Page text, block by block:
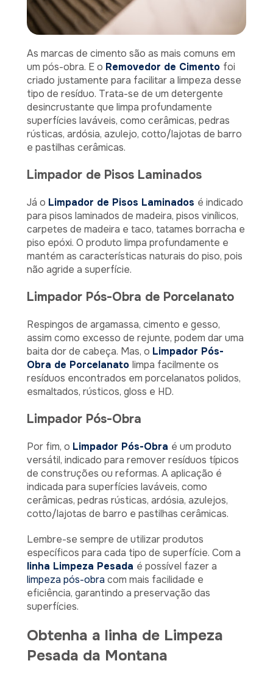
As marcas de cimento são as mais comuns em
um pós-obra. E o Removedor de Cimento foi
criado justamente para facilitar a limpeza desse
tipo de resíduo. Trata-se de um detergente
desincrustante que limpa profundamente
superfícies laváveis, como cerâmicas, pedras
rústicas, ardósia, azulejo, cotto/lajotas de barro
e pastilhas cerâmicas.
Limpador de Pisos Laminados
Já o Limpador de Pisos Laminados é indicado
para pisos laminados de madeira, pisos vinílicos,
carpetes de madeira e taco, tatames borracha e
piso epóxi. O produto limpa profundamente e
mantém as características naturais do piso, pois
não agride a superfície.
Limpador Pós-Obra de Porcelanato
Respingos de argamassa, cimento e gesso,
assim como excesso de rejunte, podem dar uma
baita dor de cabeça. Mas, o Limpador Pós-
Obra de Porcelanato limpa facilmente os
resíduos encontrados em porcelanatos polidos,
esmaltados, rústicos, gloss e HD.
Limpador Pós-Obra
Por fim, o Limpador Pós-Obra é um produto
versátil, indicado para remover resíduos típicos
de construções ou reformas. A aplicação é
indicada para superfícies laváveis, como
cerâmicas, pedras rústicas, ardósia, azulejos,
cotto/lajotas de barro e pastilhas cerâmicas.
Lembre-se sempre de utilizar produtos
específicos para cada tipo de superfície. Com a
linha Limpeza Pesada é possível fazer a
limpeza pós-obra com mais facilidade e
eficiência, garantindo a preservação das
superfícies.
Obtenha a linha de Limpeza
Pesada da Montana